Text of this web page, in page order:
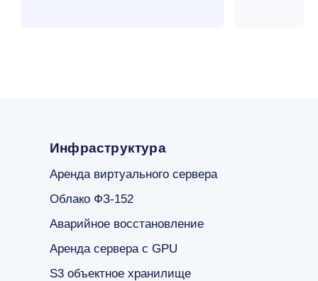
Инфраструктура
Аренда виртуального сервера
Облако ФЗ-152
Аварийное восстановление
Аренда сервера с GPU
S3 объектное хранилище